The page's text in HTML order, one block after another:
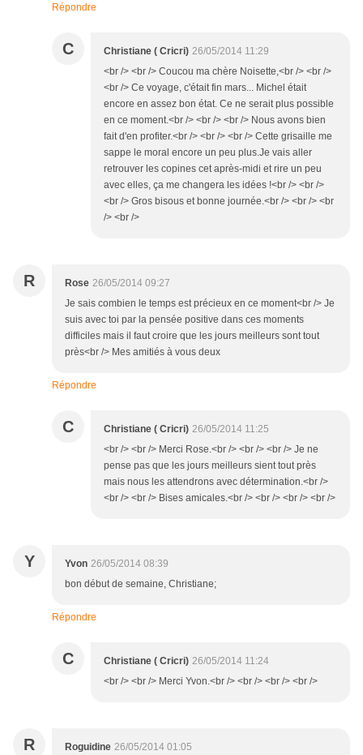
Répondre
C Christiane ( Cricri) 26/05/2014 11:29
<br /> <br /> Coucou ma chère Noisette,<br /> <br />
<br /> Ce voyage, c'était fin mars... Michel était
encore en assez bon état. Ce ne serait plus possible
en ce moment.<br /> <br /> <br /> Nous avons bien
fait d'en profiter.<br /> <br /> <br /> Cette grisaille me
sappe le moral encore un peu plus.Je vais aller
retrouver les copines cet après-midi et rire un peu
avec elles, ça me changera les idées !<br /> <br />
<br /> Gros bisous et bonne journée.<br /> <br /> <br
/> <br />
R Rose 26/05/2014 09:27
Je sais combien le temps est précieux en ce moment<br /> Je
suis avec toi par la pensée positive dans ces moments
difficiles mais il faut croire que les jours meilleurs sont tout
près<br /> Mes amitiés à vous deux
Répondre
C Christiane ( Cricri) 26/05/2014 11:25
<br /> <br /> Merci Rose.<br /> <br /> <br /> Je ne
pense pas que les jours meilleurs sient tout près
mais nous les attendrons avec détermination.<br />
<br /> <br /> Bises amicales.<br /> <br /> <br /> <br />
Y Yvon 26/05/2014 08:39
bon début de semaine, Christiane;
Répondre
C Christiane ( Cricri) 26/05/2014 11:24
<br /> <br /> Merci Yvon.<br /> <br /> <br /> <br />
R Roguidine 26/05/2014 01:05